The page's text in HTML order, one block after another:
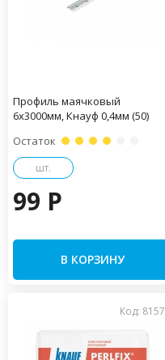
Профиль маячковый
6х3000мм, Кнауф 0,4мм (50)
Остаток
шт.
99 P
В КОРЗИНУ
Код: 8157